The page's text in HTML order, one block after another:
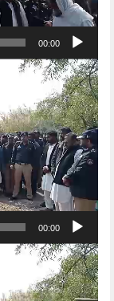
00:00
Video
Player
00:00
Video
Player